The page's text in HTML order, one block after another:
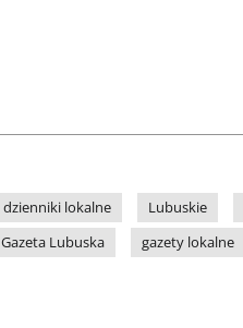
dzienniki lokalne Lubuskie
Gazeta Lubuska gazety lokalne